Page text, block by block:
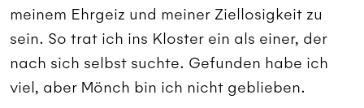
meinem Ehrgeiz und meiner Ziellosigkeit zu
sein. So trat ich ins Kloster ein als einer, der
nach sich selbst suchte. Gefunden habe ich
viel, aber Mönch bin ich nicht geblieben.